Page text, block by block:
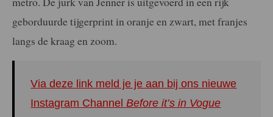
geborduurde tijgerprint in oranje en zwart, met franjes
langs de kraag en zoom.
Via deze link meld je je aan bij ons nieuwe
Instagram ChannelBefore it’s in Vogue